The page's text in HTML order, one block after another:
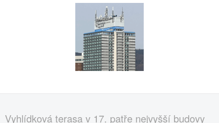
Vyhlídková terasa v 17. patře nejvyšší budovy